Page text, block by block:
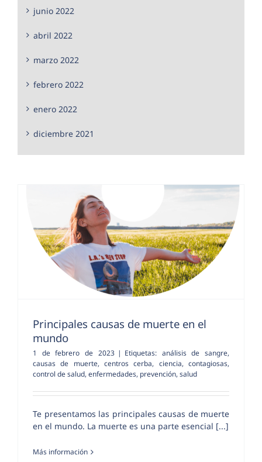
Principales causas de muerte en el
mundo
1 de febrero de 2023 | Etiquetas: análisis de sangre,
causas de muerte,centros cerba, ciencia,contagiosas,
control de salud, enfermedades, prevención, salud
Te presentamos las principales causas de muerte
en el mundo. La muerte es una parte esencial [...]
Más información
junio 2022
abril 2022
marzo 2022
febrero 2022
enero 2022
diciembre 2021